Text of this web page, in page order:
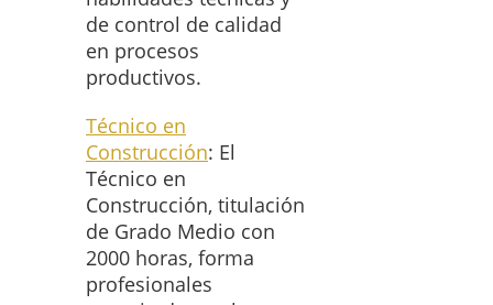
de control de calidad
en procesos
productivos.
Técnico en
Construcción: El
Técnico en
Construcción, titulación
de Grado Medio con
2000 horas, forma
profesionales